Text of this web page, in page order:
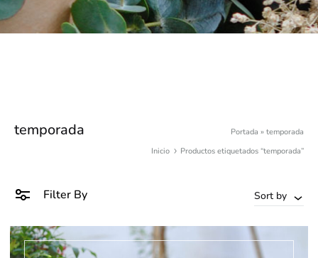
temporada Portada » temporada
Inicio
Productos etiquetados “temporada”
Filter By Sort by